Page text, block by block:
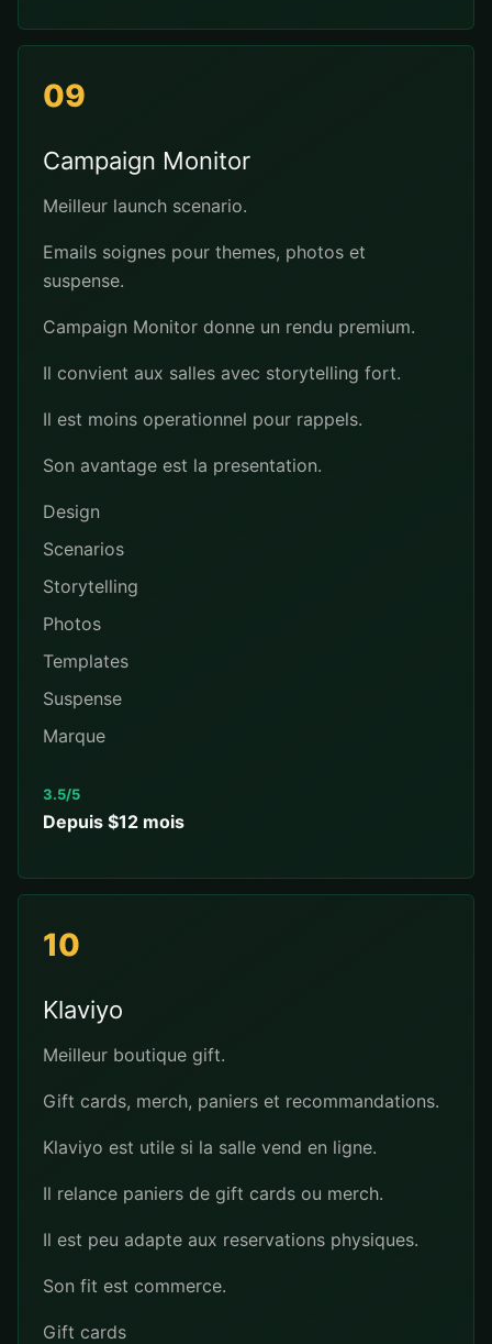
09
Campaign Monitor
Meilleur launch scenario.
Emails soignes pour themes, photos et
suspense.
Campaign Monitor donne un rendu premium.
Il convient aux salles avec storytelling fort.
Il est moins operationnel pour rappels.
Son avantage est la presentation.
Design
Scenarios
Storytelling
Photos
Templates
Suspense
Marque
3.5/5
Depuis $12 mois
10
Klaviyo
Meilleur boutique gift.
Gift cards, merch, paniers et recommandations.
Klaviyo est utile si la salle vend en ligne.
Il relance paniers de gift cards ou merch.
Il est peu adapte aux reservations physiques.
Son fit est commerce.
Gift cards